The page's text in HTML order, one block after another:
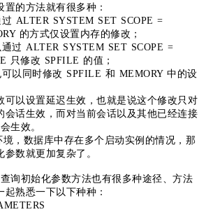
的方法就有很多种：
ALTER SYSTEM SET SCOPE =
的方式仅设置内存的修改；
过 ALTER SYSTEM SET SCOPE =
只修改 SPFILE 的值；
可以同时修改 SPFILE 和 MEMORY 中的设
可以设置延迟生效，也就是说这个修改只对
会话生效，而对当前会话以及其他已经连接
生效。
，数据库中存在多个启动实例的情况，那
数就更加复杂了。
询初始化参数方法也有很多种途径、方法
熟悉一下以下种种：